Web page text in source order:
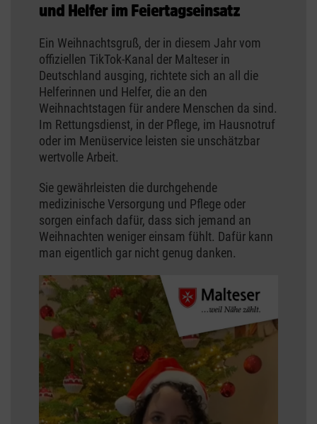
und Helfer im Feiertagseinsatz
Ein Weihnachtsgruß, der in diesem Jahr vom
offiziellen TikTok-Kanal der Malteser in
Deutschland ausging, richtete sich an all die
Helferinnen und Helfer, die an den
Weihnachtstagen für andere Menschen da sind.
Im Rettungsdienst, in der Pflege, im Hausnotruf
oder im Menüservice leisten sie unschätzbar
wertvolle Arbeit.
Sie gewährleisten die durchgehende
medizinische Versorgung und Pflege oder
sorgen einfach dafür, dass sich jemand an
Weihnachten weniger einsam fühlt. Dafür kann
man eigentlich gar nicht genug danken.